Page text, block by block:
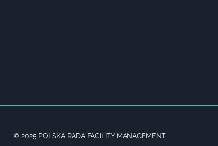
© 2025 POLSKA RADA FACILITY MANAGEMENT.